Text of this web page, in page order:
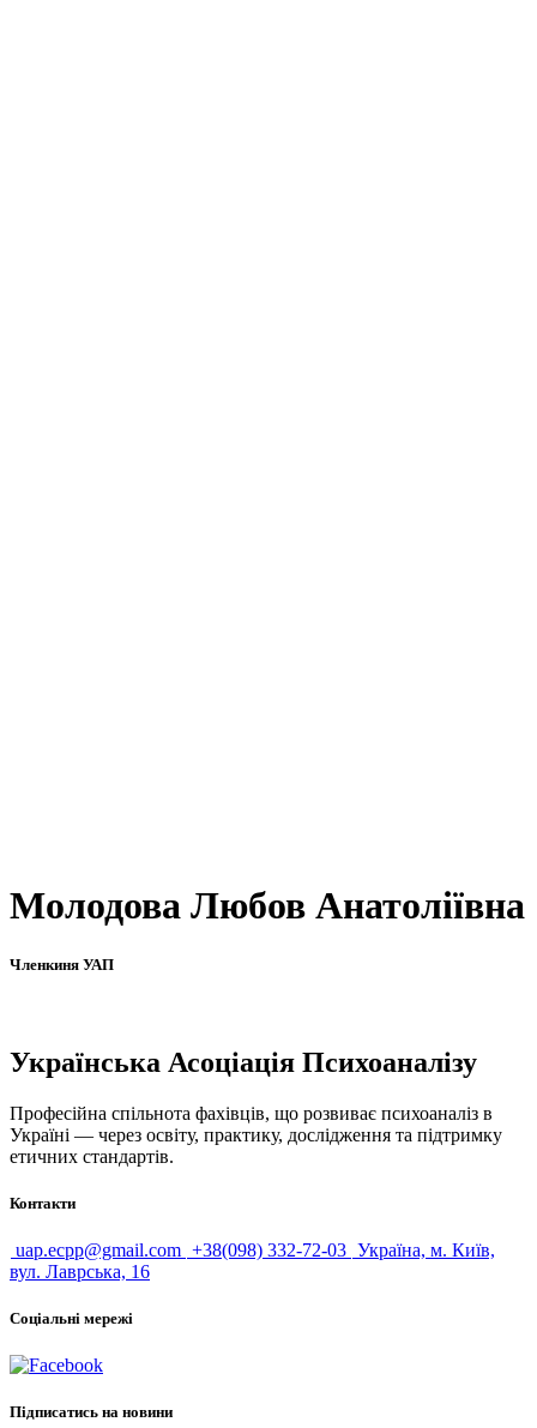
Молодова Любов Анатоліївна
Членкиня УАП
Українська Асоціація Психоаналізу
Професійна спільнота фахівців, що розвиває психоаналіз в
Україні — через освіту, практику, дослідження та підтримку
етичних стандартів.
Контакти
uap.ecpp@gmail.com +38(098) 332-72-03 Україна, м. Київ,
вул. Лаврська, 16
Соціальні мережі
Підписатись на новини